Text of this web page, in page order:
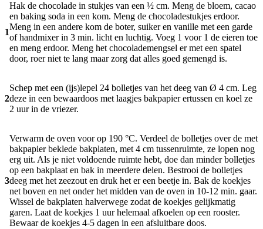
1
Hak de chocolade in stukjes van een ½ cm. Meng de bloem, cacao
en baking soda in een kom. Meng de chocoladestukjes erdoor.
Meng in een andere kom de boter, suiker en vanille met een garde
of handmixer in 3 min. licht en luchtig. Voeg 1 voor 1 de eieren toe
en meng erdoor. Meng het chocolademengsel er met een spatel
door, roer niet te lang maar zorg dat alles goed gemengd is.
2
Schep met een (ijs)lepel 24 bolletjes van het deeg van Ø 4 cm. Leg
deze in een bewaardoos met laagjes bakpapier ertussen en koel ze
2 uur in de vriezer.
3
Verwarm de oven voor op 190 °C. Verdeel de bolletjes over de met
bakpapier beklede bakplaten, met 4 cm tussenruimte, ze lopen nog
erg uit. Als je niet voldoende ruimte hebt, doe dan minder bolletjes
op een bakplaat en bak in meerdere delen. Bestrooi de bolletjes
deeg met het zeezout en druk het er een beetje in. Bak de koekjes
net boven en net onder het midden van de oven in 10-12 min. gaar.
Wissel de bakplaten halverwege zodat de koekjes gelijkmatig
garen. Laat de koekjes 1 uur helemaal afkoelen op een rooster.
Bewaar de koekjes 4-5 dagen in een afsluitbare doos.